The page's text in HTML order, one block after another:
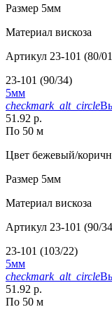
Размер 5мм
Материал вискоза
Артикул 23-101 (80/
23-101 (90/34)
5мм
checkmark_alt_circle
51.92 р.
По 50 м
Цвет бежевый/
Размер 5мм
Материал вискоза
Артикул 23-101 (90/
23-101 (103/22)
5мм
checkmark_alt_circle
51.92 р.
По 50 м